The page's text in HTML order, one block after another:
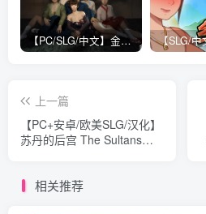
【PC/SLG/中文】金瓶梅 JinPingMei V1.0 汉化版【1.6G】
上一篇
【PC+安卓/欧美SLG/汉化】
苏丹的后宫 The Sultans
相关推荐